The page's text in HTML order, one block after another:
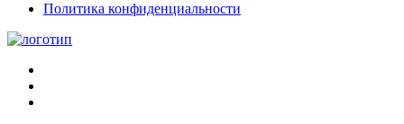
Политика конфиденциальности